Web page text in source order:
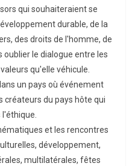
qui souhaiteraient se
durable, de la
des droits de l'homme, de
oublier le dialogue entre les
qu'elle véhicule.
un pays où événement
créateurs du pays hôte qui
et les rencontres
développement,
multilatérales, fêtes